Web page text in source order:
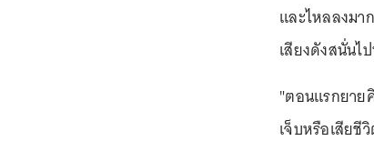
และไหลลงมา
เสียงดังสนั่นไ
"ตอนแรกยาย
เจ็บหรือเสียชี